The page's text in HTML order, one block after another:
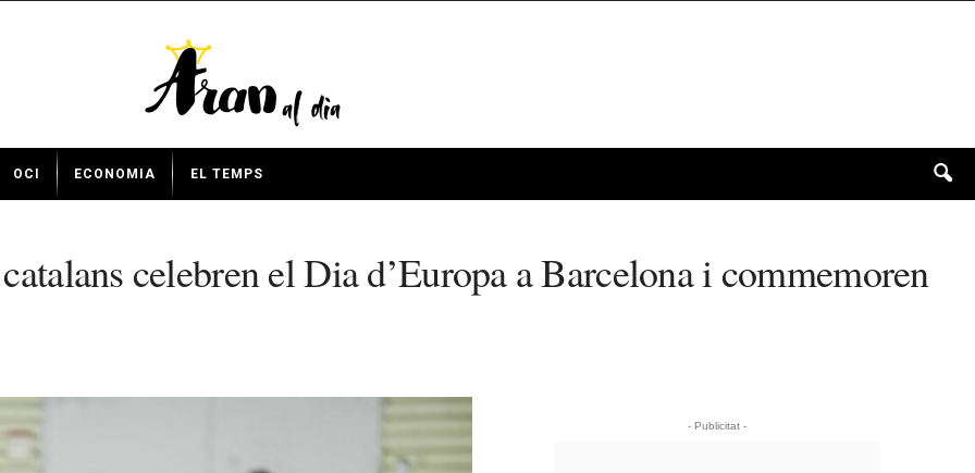
OCI ECONOMIA EL TEMPS
celebren el Dia d’Europa a Barcelona i commemoren
- Publicitat -